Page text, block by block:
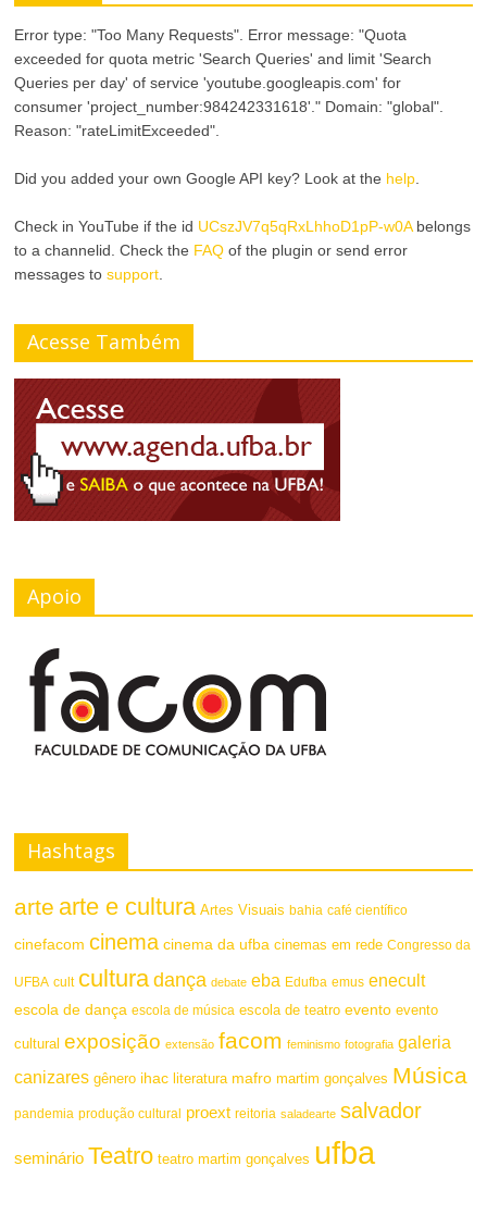
Error type: "Too Many Requests". Error message: "Quota
exceeded for quota metric 'Search Queries' and limit 'Search
Queries per day' of service 'youtube.googleapis.com' for
consumer 'project_number:984242331618'." Domain: "global".
Reason: "rateLimitExceeded".
Did you added your own Google API key? Look at the help
Check in YouTube if the id UCszJV7q5qRxLhhoD1pP-w0Abelongs
to a channelid. Check the FAQ of the plugin or send error
messages tosupport
Acesse Também
Apoio
Hashtags
arte arte e cultura Artes Visuais bahia café científico
cinefacom cinema cinema da ufba cinemas em rede Congresso da
UFBA cult cultura dança debate eba Edufba emus enecult
escola de dança escola de música escola de teatro evento evento
cultural exposição extensão facom feminismo fotografia galeria
canizares gênero ihac literatura mafro martim gonçalves Música
pandemia produção cultural proext reitoria saladearte salvador
seminário Teatro teatro martim gonçalves ufba